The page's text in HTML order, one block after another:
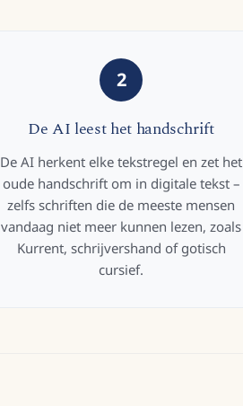
2
De AI leest het handschrift
De AI herkent elke tekstregel en zet het
oude handschrift om in digitale tekst –
zelfs schriften die de meeste mensen
vandaag niet meer kunnen lezen, zoals
Kurrent, schrijvershand of gotisch
cursief.